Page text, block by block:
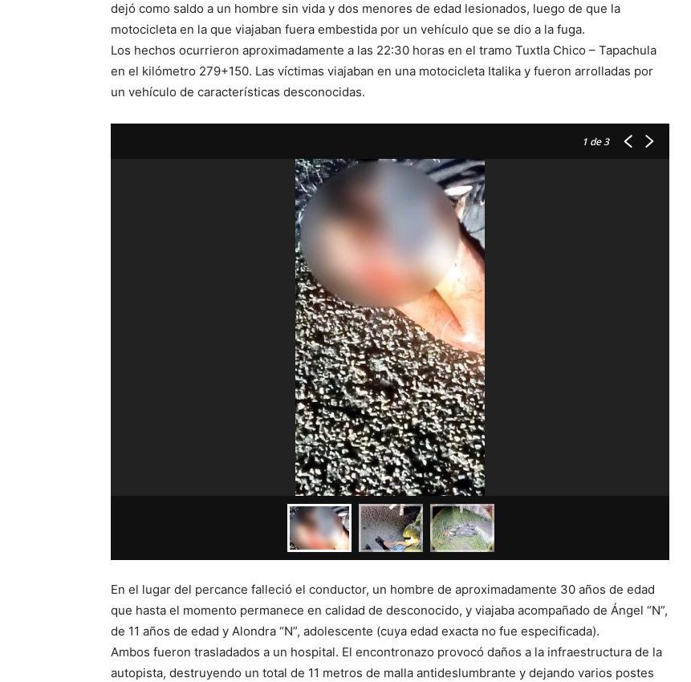
dejó como saldo a un hombre sin vida y dos menores de edad lesionados, luego de que la
motocicleta en la que viajaban fuera embestida por un vehículo que se dio a la fuga.
Los hechos ocurrieron aproximadamente a las 22:30 horas en el tramo Tuxtla Chico – Tapachula
en el kilómetro 279+150. Las víctimas viajaban en una motocicleta Italika y fueron arrolladas por
un vehículo de características desconocidas.
1 de 3
En el lugar del percance falleció el conductor, un hombre de aproximadamente 30 años de edad
que hasta el momento permanece en calidad de desconocido, y viajaba acompañado de Ángel “N”,
de 11 años de edad y Alondra “N”, adolescente (cuya edad exacta no fue especificada).
Ambos fueron trasladados a un hospital. El encontronazo provocó daños a la infraestructura de la
autopista, destruyendo un total de 11 metros de malla antideslumbrante y dejando varios postes